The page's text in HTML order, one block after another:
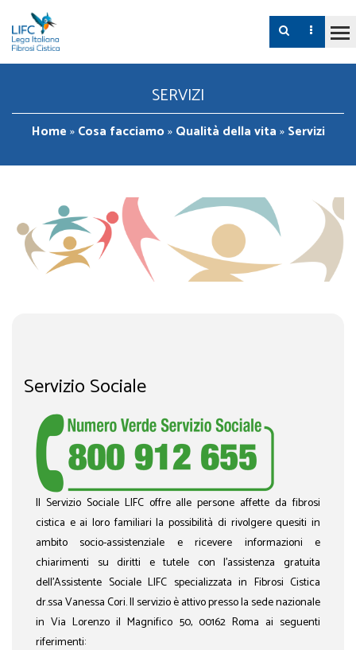
SERVIZI
Home»Cosa facciamo»Qualità della vita»Servizi
Servizio Sociale
Il Servizio Sociale LIFC offre alle persone affette da fibrosi
cistica e ai loro familiari la possibilità di rivolgere quesiti in
ambito socio-assistenziale e ricevere informazioni e
chiarimenti su diritti e tutele con l’assistenza gratuita
dell’Assistente Sociale LIFC specializzata in Fibrosi Cistica
dr.ssa Vanessa Cori. Il servizio è attivo presso la sede nazionale
in Via Lorenzo il Magnifico 50, 00162 Roma ai seguenti
riferimenti: